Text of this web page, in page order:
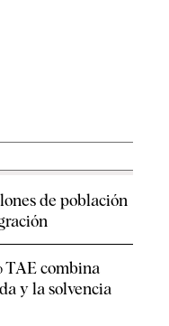
de población
TAE combina
y la solvencia